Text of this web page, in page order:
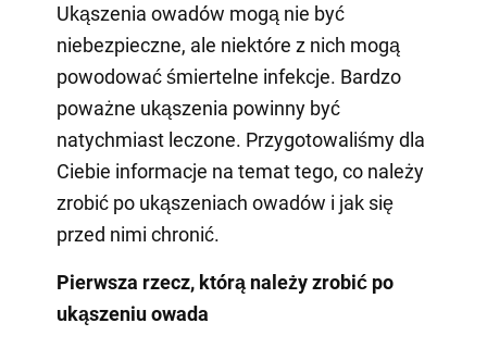
Ukąszenia owadów mogą nie być
niebezpieczne, ale niektóre z nich mogą
powodować śmiertelne infekcje. Bardzo
poważne ukąszenia powinny być
natychmiast leczone. Przygotowaliśmy dla
Ciebie informacje na temat tego, co należy
zrobić po ukąszeniach owadów i jak się
przed nimi chronić.
Pierwsza rzecz, którą należy zrobić po
ukąszeniu owada